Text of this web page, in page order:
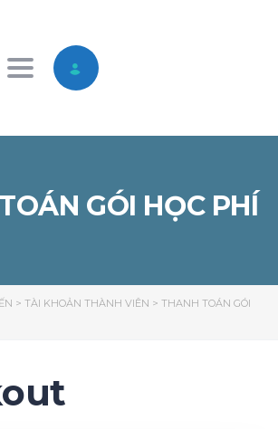
Toggle navigation
GÓI HỌC PHÍ
> TÀI KHOẢN THÀNH VIÊN > THANH TOÁN GÓI